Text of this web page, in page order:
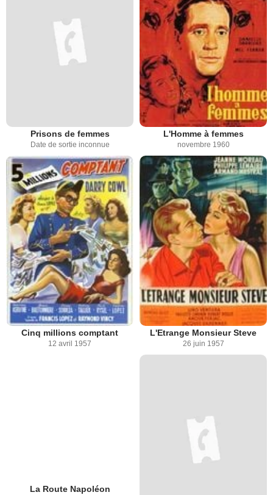
Prisons de femmes
Date de sortie inconnue
L'Homme à femmes
novembre 1960
Cinq millions comptant
12 avril 1957
L'Etrange Monsieur Steve
26 juin 1957
La Route Napoléon